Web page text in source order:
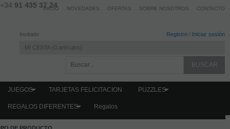
+34 91 435 37 24
Invitado Registro / Iniciar sesión
MI CESTA 0 artículos
INICIO NOVEDADES OFERTAS SOBRE NOSOTROS CONTACTO
JUEGOS TARJETAS FELICITACION PUZZLES
REGALOS DIFERENTES Regalos